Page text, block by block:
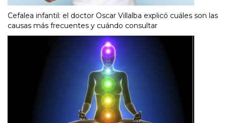
Cefalea infantil: el doctor Oscar Villalba explicó cuáles son las
causas más frecuentes y cuándo consultar